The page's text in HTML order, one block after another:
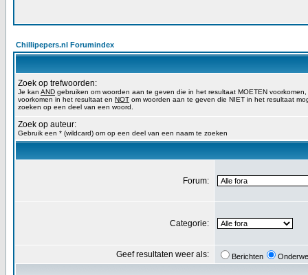
Chillipepers.nl Forumindex
Zoek op trefwoorden:
Je kan AND gebruiken om woorden aan te geven die in het resultaat MOETEN voorkomen,
voorkomen in het resultaat en NOT om woorden aan te geven die NIET in het resultaat
zoeken op een deel van een woord.
Zoek op auteur:
Gebruik een * (wildcard) om op een deel van een naam te zoeken
Forum:
Categorie:
Geef resultaten weer als: Berichten